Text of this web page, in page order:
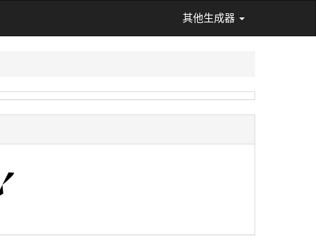
其他生成器